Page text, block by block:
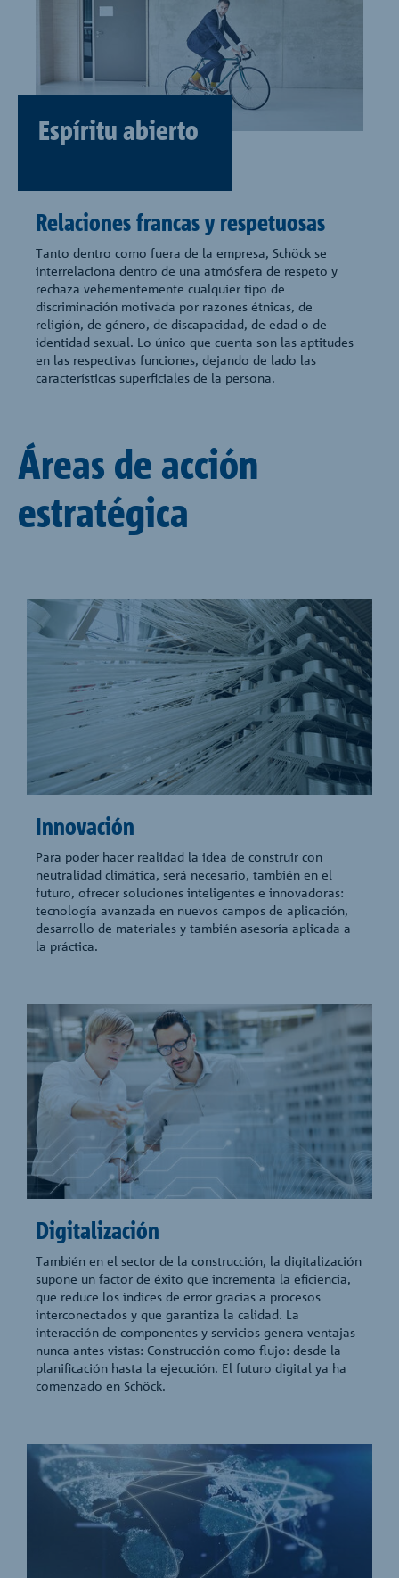
Espíritu abierto
Relaciones francas y respetuosas
Tanto dentro como fuera de la empresa, Schöck se
interrelaciona dentro de una atmósfera de respeto y
rechaza vehementemente cualquier tipo de
discriminación motivada por razones étnicas, de
religión, de género, de discapacidad, de edad o de
identidad sexual. Lo único que cuenta son las aptitudes
en las respectivas funciones, dejando de lado las
características superficiales de la persona.
Áreas de acción
estratégica
Innovación
Para poder hacer realidad la idea de construir con
neutralidad climática, será necesario, también en el
futuro, ofrecer soluciones inteligentes e innovadoras:
tecnología avanzada en nuevos campos de aplicación,
desarrollo de materiales y también asesoría aplicada a
la práctica.
Digitalización
También en el sector de la construcción, la digitalización
supone un factor de éxito que incrementa la eficiencia,
que reduce los índices de error gracias a procesos
interconectados y que garantiza la calidad. La
interacción de componentes y servicios genera ventajas
nunca antes vistas: Construcción como flujo: desde la
planificación hasta la ejecución. El futuro digital ya ha
comenzado en Schöck.